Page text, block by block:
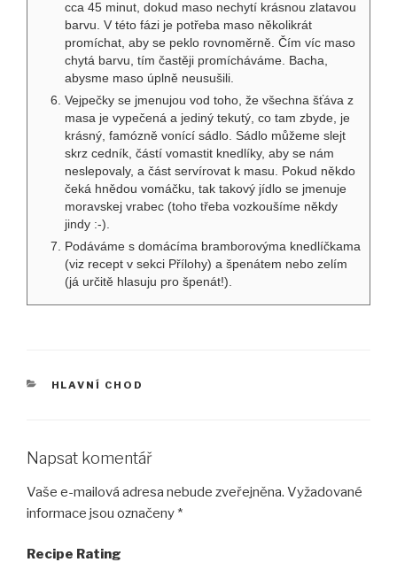
cca 45 minut, dokud maso nechytí krásnou zlatavou
barvu. V této fázi je potřeba maso několikrát
promíchat, aby se peklo rovnoměrně. Čím víc maso
chytá barvu, tím častěji promícháváme. Bacha,
abysme maso úplně neusušili.
Vejpečky se jmenujou vod toho, že všechna šťáva z
masa je vypečená a jediný tekutý, co tam zbyde, je
krásný, famózně vonící sádlo. Sádlo můžeme slejt
skrz cedník, částí vomastit knedlíky, aby se nám
neslepovaly, a část servírovat k masu. Pokud někdo
čeká hnědou vomáčku, tak takový jídlo se jmenuje
moravskej vrabec (toho třeba vozkoušíme někdy
jindy :-).
Podáváme s domácíma bramborovýma knedlíčkama
(viz recept v sekci Přílohy) a špenátem nebo zelím
(já určitě hlasuju pro špenát!).
RUBRIKY
HLAVNÍ CHOD
Napsat komentář
Vaše e-mailová adresa nebude zveřejněna. Vyžadované
informace jsou označeny *
Recipe Rating